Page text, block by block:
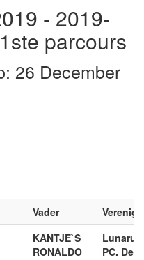
- 2019-
parcours
26 December
Vader
KANTJE`S
RONALDO
PC. De